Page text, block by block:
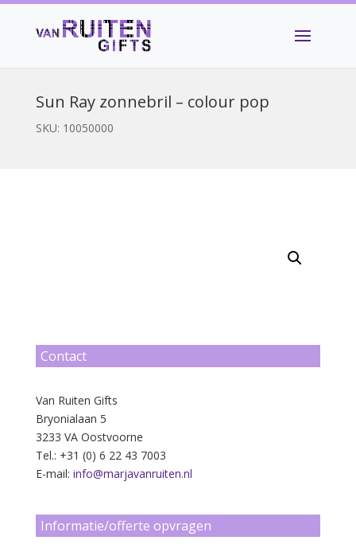
Sun Ray zonnebril – colour pop
SKU: 10050000
Contact
Van Ruiten Gifts
Bryonialaan 5
3233 VA Oostvoorne
Tel.: +31 (0) 6 22 43 7003
E-mail: info@marjavanruiten.nl
Informatie/offerte opvragen